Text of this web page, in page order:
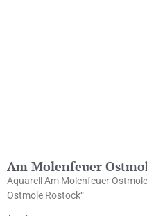
Am Molenfeuer
Aquarell Am Molenfeuer
Ostmole Rostock“